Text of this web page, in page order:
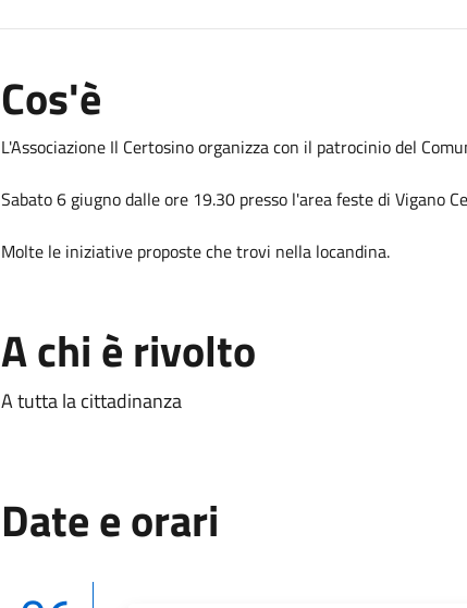
Cos'è
L'Associazione Il Certosino organizza con il patrocinio del
Sabato 6 giugno dalle ore 19.30 presso l'area feste di Vigano
Molte le iniziative proposte che trovi nella locandina.
A chi è rivolto
A tutta la cittadinanza
Date e orari